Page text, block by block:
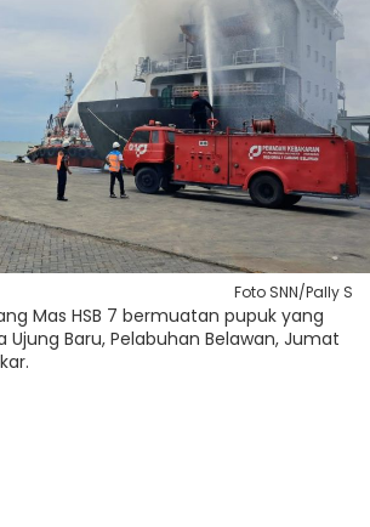
Foto SNN/Pally S
Mas HSB 7 bermuatan pupuk yang
Baru, Pelabuhan Belawan, Jumat